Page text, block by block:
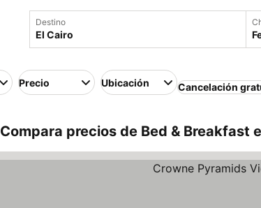
Destino
Precio Ubicación Cancelación
Compara precios de Bed & Breakfast